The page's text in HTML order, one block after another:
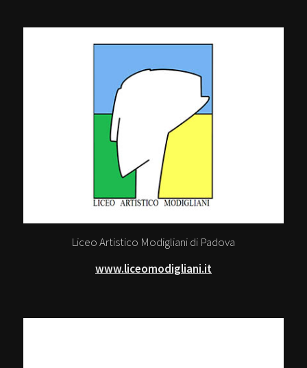
Liceo Artistico Modigliani di Padova
www.liceomodigliani.it